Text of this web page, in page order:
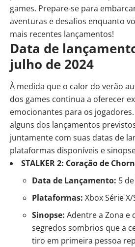
games. Prepare-se para
aventuras e desafios enquanto
mais recentes lançamentos!
Data de
julho de 2024
À medida que o calor do verão
dos games continua a oferecer
emocionantes para os
alguns dos lançamentos
juntamente com suas datas de
plataformas disponíveis e
STALKER 2: Coração de
Data de Lançamento: 5
Plataformas: Xbox Série X/
Sinopse: Adentre a Zona e
segredos sombrios que a
tiro em primeira pessoa